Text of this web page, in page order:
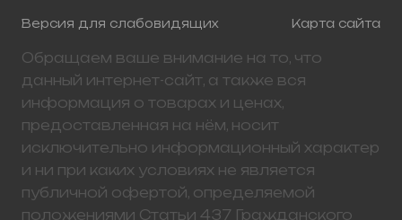
Версия для слабовидящих Карта сайта
Обращаем ваше внимание на то, что
данный интернет-сайт, а также вся
информация о товарах и ценах,
предоставленная на нём, носит
исключительно информационный характер
и ни при каких условиях не является
публичной офертой, определяемой
положениями Статьи 437 Гражданского